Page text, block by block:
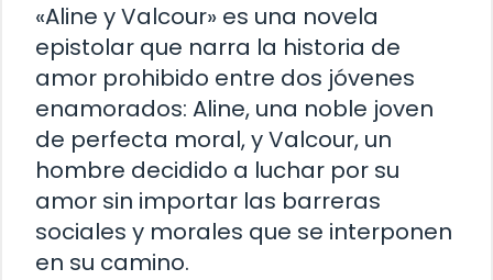
«Aline y Valcour» es una novela
epistolar que narra la historia de
amor prohibido entre dos jóvenes
enamorados: Aline, una noble joven
de perfecta moral, y Valcour, un
hombre decidido a luchar por su
amor sin importar las barreras
sociales y morales que se interponen
en su camino.